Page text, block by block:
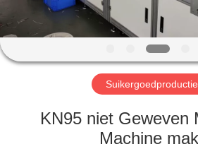
ONS
FABRIEKSREIS
KN95 niet Geweven
Machine